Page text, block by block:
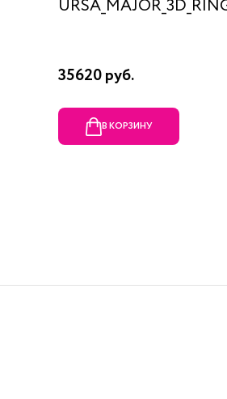
35620 руб.
В КОРЗИНУ